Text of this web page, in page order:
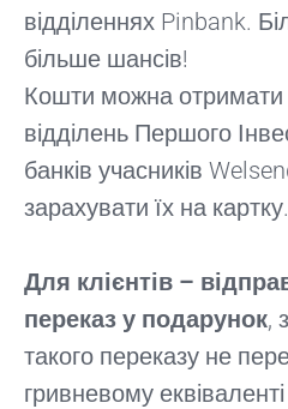
відділеннях Pinbank.
більше шансів!
Кошти можна отримати
відділень Першого
банків учасників
зарахувати їх на картку.
Для клієнтів –
переказ у подарунок,
такого переказу не
гривневому